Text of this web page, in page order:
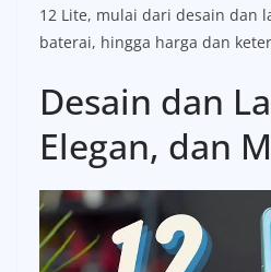
12 Lite, mulai dari desain dan
baterai, hingga harga dan
Desain dan
Elegan, dan